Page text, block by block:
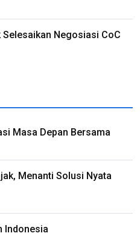
Negosiasi CoC
Masa Depan Bersama
Menanti Solusi Nyata
Indonesia